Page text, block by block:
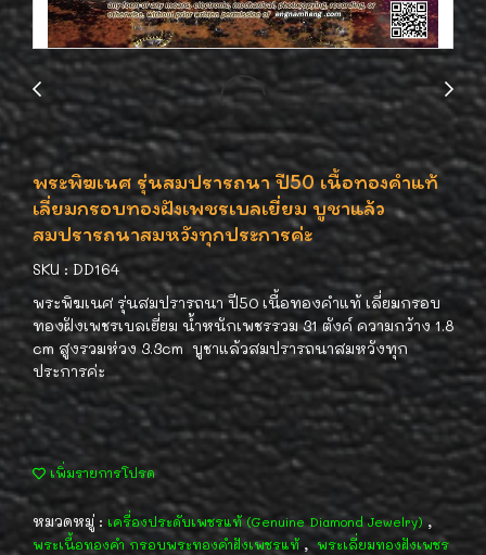
พระพิฆเนศ รุ่นสมปรารถนา ปี50 เนื้อทองคำแท้
เลี่ยมกรอบทองฝังเพชรเบลเยี่ยม บูชาแล้ว
สมปรารถนาสมหวังทุกประการค่ะ
SKU : DD164
พระพิฆเนศ รุ่นสมปรารถนา ปี50 เนื้อทองคำแท้ เลี่ยมกรอบ
ทองฝังเพชรเบลเยี่ยม น้ำหนักเพชรรวม 31 ตังค์ ความกว้าง 1.8
cm สูงรวมห่วง 3.3cm บูชาแล้วสมปรารถนาสมหวังทุก
ประการค่ะ
เพิ่มรายการโปรด
หมวดหมู่ : เครื่องประดับเพชรแท้ (Genuine Diamond Jewelry) ,
พระเนื้อทองคำ กรอบพระทองคำฝังเพชรแท้ , พระเลี่ยมทองฝังเพชร